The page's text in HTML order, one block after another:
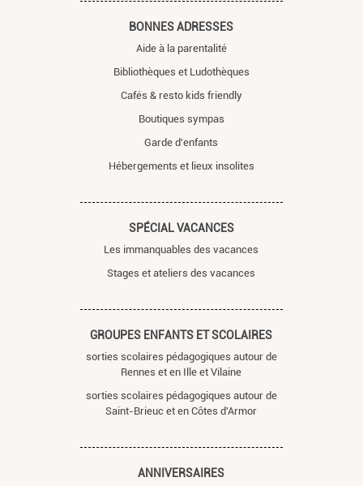
BONNES ADRESSES
Aide à la parentalité
Bibliothèques et Ludothèques
Cafés & resto kids friendly
Boutiques sympas
Garde d'enfants
Hébergements et lieux insolites
SPÉCIAL VACANCES
Les immanquables des vacances
Stages et ateliers des vacances
GROUPES ENFANTS ET SCOLAIRES
sorties scolaires pédagogiques autour de
Rennes et en Ille et Vilaine
sorties scolaires pédagogiques autour de
Saint-Brieuc et en Côtes d'Armor
ANNIVERSAIRES